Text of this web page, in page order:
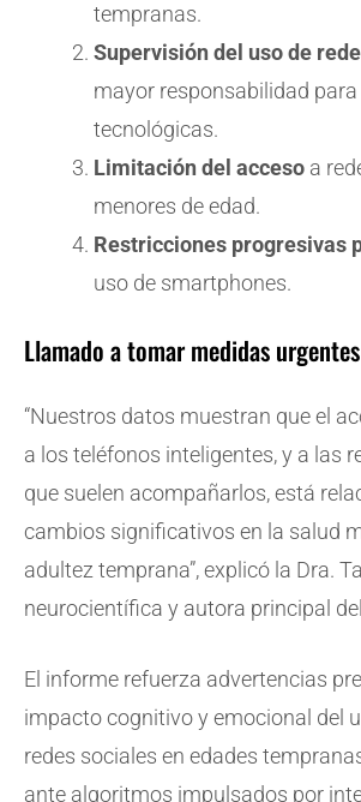
tempranas.
Supervisión del uso de
mayor responsabilidad
tecnológicas.
Limitación del acceso a
menores de edad.
Restricciones progresivas
uso de smartphones.
Llamado a tomar medidas urgentes
“Nuestros datos muestran que el
a los teléfonos inteligentes, y a las
que suelen acompañarlos, está
cambios significativos en la salud
adultez temprana”, explicó la Dra.
neurocientífica y autora principal
El informe refuerza advertencias
impacto cognitivo y emocional del
redes sociales en edades
ante algoritmos impulsados por